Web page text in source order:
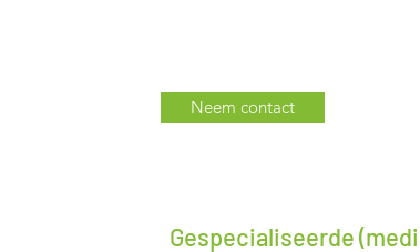
Neem contact
Gespecialiseerde